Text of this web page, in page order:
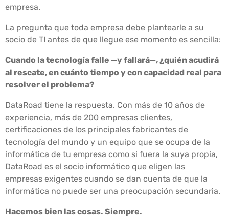
empresa.
La pregunta que toda empresa debe plantearle a su
socio de TI antes de que llegue ese momento es sencilla:
Cuando la tecnología falle —y fallará—, ¿quién acudirá
al rescate, en cuánto tiempo y con capacidad real para
resolver el problema?
DataRoad tiene la respuesta. Con más de 10 años de
experiencia, más de 200 empresas clientes,
certificaciones de los principales fabricantes de
tecnología del mundo y un equipo que se ocupa de la
informática de tu empresa como si fuera la suya propia,
DataRoad es el socio informático que eligen las
empresas exigentes cuando se dan cuenta de que la
informática no puede ser una preocupación secundaria.
Hacemos bien las cosas. Siempre.